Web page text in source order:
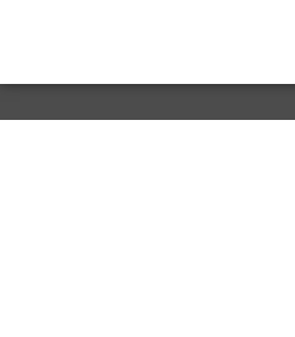
The all-new